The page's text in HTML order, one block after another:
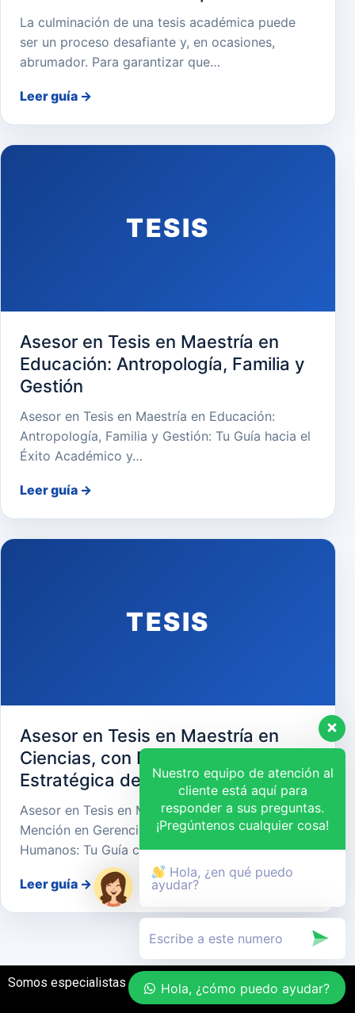
La culminación de una tesis académica puede
ser un proceso desafiante y, en ocasiones,
abrumador. Para garantizar que…
Leer guía →
TESIS
Asesor en Tesis en Maestría en
Educación: Antropología, Familia y
Gestión
Asesor en Tesis en Maestría en Educación:
Antropología, Familia y Gestión: Tu Guía hacia el
Éxito Académico y…
Leer guía →
TESIS
Asesor en Tesis en Maestría en
Ciencias, con Mención en Gerencia
Estratégica de Recursos Humanos
Asesor en Tesis en Maestría en Ciencias, con
Mención en Gerencia Estratégica de Recursos
Humanos: Tu Guía cara…
Leer guía →
Somos especialistas en el desarrollo de tesis
Nuestro equipo de atención al
cliente está aquí para
responder a sus preguntas.
¡Pregúntenos cualquier cosa!
Hola, ¿en qué puedo
ayudar?
Hola, ¿cómo puedo ayudar?